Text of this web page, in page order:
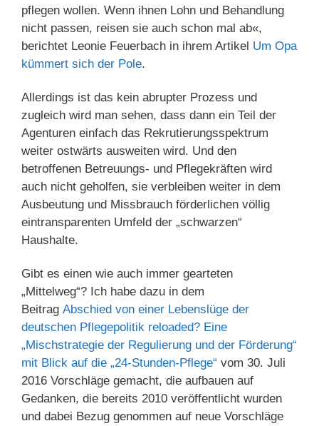
pflegen wollen. Wenn ihnen Lohn und Behandlung
nicht passen, reisen sie auch schon mal ab«,
berichtet Leonie Feuerbach in ihrem Artikel Um Opa
kümmert sich der Pole.
Allerdings ist das kein abrupter Prozess und
zugleich wird man sehen, dass dann ein Teil der
Agenturen einfach das Rekrutierungsspektrum
weiter ostwärts ausweiten wird. Und den
betroffenen Betreuungs- und Pflegekräften wird
auch nicht geholfen, sie verbleiben weiter in dem
Ausbeutung und Missbrauch förderlichen völlig
eintransparenten Umfeld der „schwarzen“
Haushalte.
Gibt es einen wie auch immer gearteten
„Mittelweg“? Ich habe dazu in dem
Beitrag Abschied von einer Lebenslüge der
deutschen Pflegepolitik reloaded? Eine
„Mischstrategie der Regulierung und der Förderung“
mit Blick auf die „24-Stunden-Pflege“ vom 30. Juli
2016 Vorschläge gemacht, die aufbauen auf
Gedanken, die bereits 2010 veröffentlicht wurden
und dabei Bezug genommen auf neue Vorschläge